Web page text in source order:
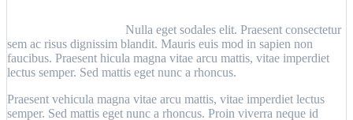
Nulla eget sodales elit. Praesent consectetur
sem ac risus dignissim blandit. Mauris euis mod in sapien non
faucibus. Praesent hicula magna vitae arcu mattis, vitae imperdiet
lectus semper. Sed mattis eget nunc a rhoncus.
Praesent vehicula magna vitae arcu mattis, vitae imperdiet lectus
semper. Sed mattis eget nunc a rhoncus. Proin viverra neque id